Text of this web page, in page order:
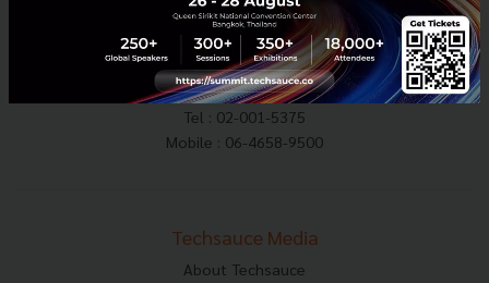
E-mail :contact@techsauce.co
Tel : 02-001-5375
Mobile : 06-4658-9500
Techsauce Media
About Techsauce